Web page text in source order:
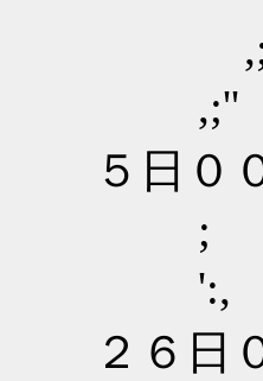
,;''
５日０
;
':,
２６日